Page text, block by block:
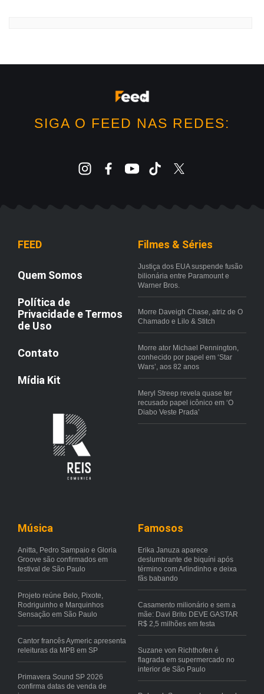
SIGA O FEED NAS REDES:
FEED
Quem Somos
Política de
Privacidade e Termos
de Uso
Contato
Mídia Kit
Filmes & Séries
Justiça dos EUA suspende fusão
bilionária entre Paramount e
Warner Bros.
Morre Daveigh Chase, atriz de O
Chamado e Lilo & Stitch
Morre ator Michael Pennington,
conhecido por papel em ‘Star
Wars’, aos 82 anos
Meryl Streep revela quase ter
recusado papel icônico em ‘O
Diabo Veste Prada’
Música
Anitta, Pedro Sampaio e Gloria
Groove são confirmados em
festival de São Paulo
Projeto reúne Belo, Pixote,
Rodriguinho e Marquinhos
Sensação em São Paulo
Cantor francês Aymeric apresenta
releituras da MPB em SP
Primavera Sound SP 2026
confirma datas de venda de
Famosos
Erika Januza aparece
deslumbrante de biquíni após
término com Arlindinho e deixa
fãs babando
Casamento milionário e sem a
mãe: Davi Brito DEVE GASTAR
R$ 2,5 milhões em festa
Suzane von Richthofen é
flagrada em supermercado no
interior de São Paulo